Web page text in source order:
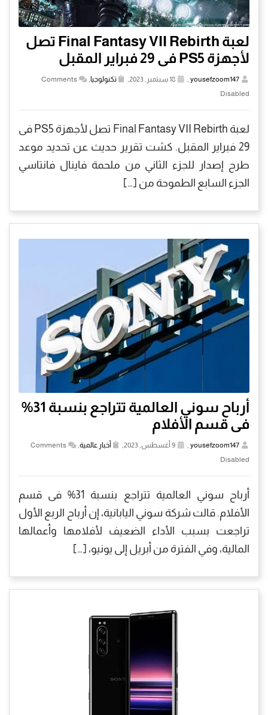
لعبة Final Fantasy VII Rebirth تصل
لأجهزة PS5 فى 29 فبراير المقبل
yousefzoom147
, تكنولوجيا,
Comments
Disabled
لعبة Final Fantasy VII Rebirth تصل لأجهزة PS5 فى
29 فبراير المقبل. كشت تقرير حديث عن تحديد موعد
طرح إصدار للجزء الثاني من ملحمة فاينال فانتاسي
الجزء السابع الطموحة من […]
أرباح سوني العالمية تتراجع بنسبة 31%
فى قسم الأفلام
yousefzoom147
, أخبار عالمية,
Comments
Disabled
أرباح سوني العالمية تتراجع بنسبة 31% فى قسم
الأفلام. قالت شركة سوني اليابانية، إن أرباح الربع الأول
تراجعت بسبب الأداء الضعيف لأفلامها وأعمالها
المالية، وفي الفترة من أبريل إلى يونيو، […]